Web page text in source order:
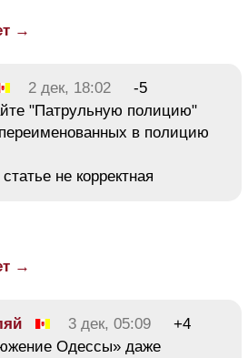
→
2 дек, 18:02
-5
"Патрульную полицию"
в полицию
не корректная
→
3 дек, 05:09
+4
Одессы» даже